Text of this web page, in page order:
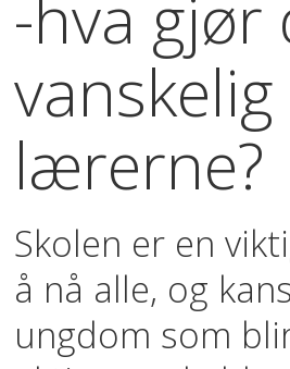
-hva gjør
lærerne?
Skolen er en
å nå alle, og
ungdom som